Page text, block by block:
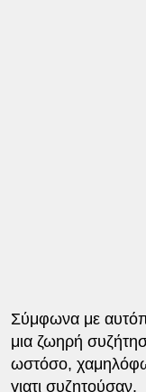
Σύμφωνα με
μια ζωηρή
ωστόσο,
γιατι συζητούσαν.